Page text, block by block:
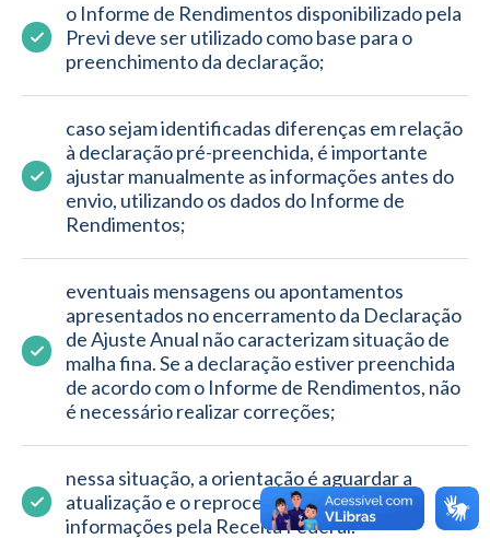
o Informe de Rendimentos disponibilizado pela
Previ deve ser utilizado como base para o
preenchimento da declaração;
caso sejam identificadas diferenças em relação
à declaração pré-preenchida, é importante
ajustar manualmente as informações antes do
envio, utilizando os dados do Informe de
Rendimentos;
eventuais mensagens ou apontamentos
apresentados no encerramento da Declaração
de Ajuste Anual não caracterizam situação de
malha fina. Se a declaração estiver preenchida
de acordo com o Informe de Rendimentos, não
é necessário realizar correções;
nessa situação, a orientação é aguardar a
atualização e o reprocessamento das
informações pela Receita Federal.